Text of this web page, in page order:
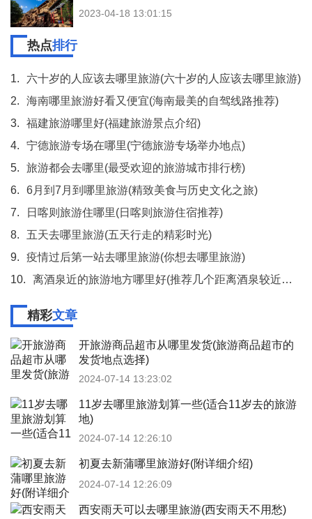
2023-04-18 13:01:15
热点排行
1.
六十岁的人应该去哪里旅游(六十岁的人应该去哪里旅游)
2.
海南哪里旅游好看又便宜(海南最美的自驾线路推荐)
3.
福建旅游哪里好(福建旅游景点介绍)
4.
宁德旅游专场在哪里(宁德旅游专场举办地点)
5.
旅游都会去哪里(最受欢迎的旅游城市排行榜)
6.
6月到7月到哪里旅游(精致美食与历史文化之旅)
7.
日喀则旅游住哪里(日喀则旅游住宿推荐)
8.
五天去哪里旅游(五天行走的精彩时光)
9.
疫情过后第一站去哪里旅游(你想去哪里旅游)
10.
离酒泉近的旅游地方哪里好(推荐几个距离酒泉较近的旅游胜地)
精彩文章
开旅游商品超市从哪里发货(旅游商品超市的
发货地点选择)
2024-07-14 13:23:02
11岁去哪里旅游划算一些(适合11岁去的旅游
地)
2024-07-14 12:26:10
初夏去新蒲哪里旅游好(附详细介绍)
2024-07-14 12:26:09
西安雨天可以去哪里旅游(西安雨天不用愁)